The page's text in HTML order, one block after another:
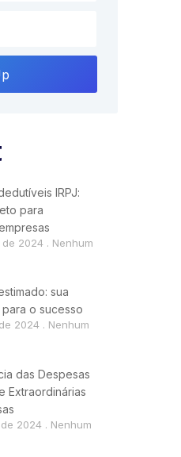
IRPJ:
para
de 2024
Nenhum
sua
o sucesso
2024
Nenhum
das Despesas
Extraordinárias
2024
Nenhum